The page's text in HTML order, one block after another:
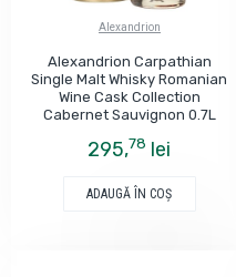
Alexandrion
Alexandrion Carpathian
Single Malt Whisky Romanian
Wine Cask Collection
Cabernet Sauvignon 0.7L
295,78 lei
ADAUGĂ ÎN COŞ